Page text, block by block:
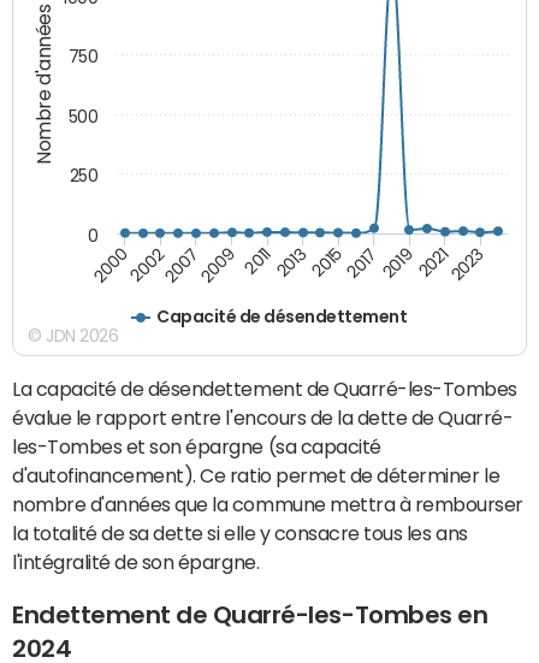
Nombre d'années
Capacité de désendettement
2000200220072009 2011201320152017 201920212023
0
250
500
750
© JDN 2026
La capacité de désendettement de Quarré-les-Tombes
évalue le rapport entre l'encours de la dette de Quarré-
les-Tombes et son épargne (sa capacité
d'autofinancement). Ce ratio permet de déterminer le
nombre d'années que la commune mettra à rembourser
la totalité de sa dette si elle y consacre tous les ans
l'intégralité de son épargne.
Endettement de Quarré-les-Tombes en
2024